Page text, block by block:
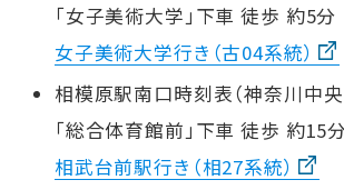
「女子美術大学」下車 徒歩 約5分
女子美術大学行き（古04系統）
相模原駅南口時刻表（神奈川中央
「総合体育館前」下車 徒歩 約15
相武台前駅行き（相27系統）